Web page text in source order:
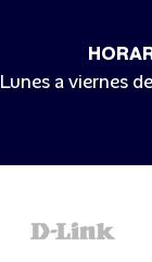
Lunes a viernes